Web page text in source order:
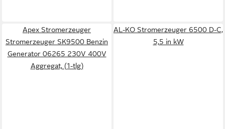
Apex Stromerzeuger
Stromerzeuger SK9500 Benzin
Generator 06265 230V 400V
Aggregat, (1-tlg)
AL-KO Stromerzeuger 6500 D-C,
5,5 in kW